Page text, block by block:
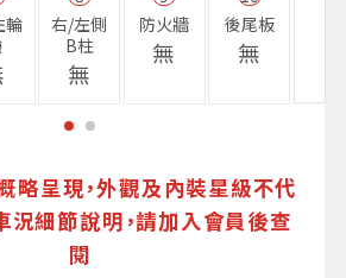
輪
右/左側
B柱
無
防火牆
無
後尾板
無
略呈現，外觀及內裝星級不代
況細節說明，請加入會員後查
閱